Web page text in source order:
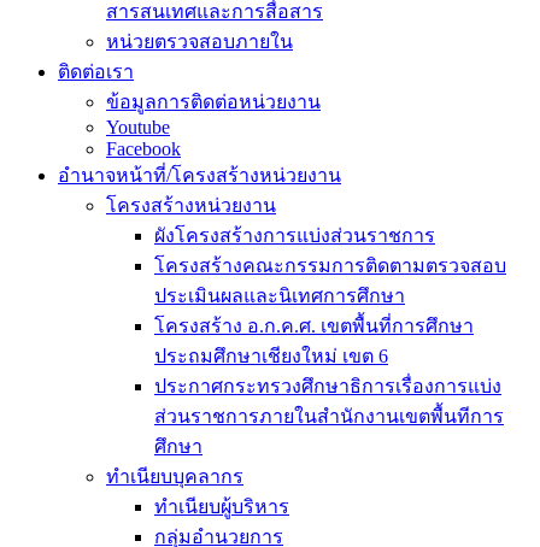
สารสนเทศและการสื่อสาร
หน่วยตรวจสอบภายใน
ติดต่อเรา
ข้อมูลการติดต่อหน่วยงาน
Youtube
Facebook
อำนาจหน้าที่/โครงสร้างหน่วยงาน
โครงสร้างหน่วยงาน
ผังโครงสร้างการแบ่งส่วนราชการ
โครงสร้างคณะกรรมการติดตามตรวจสอบ
ประเมินผลและนิเทศการศึกษา
โครงสร้าง อ.ก.ค.ศ. เขตพื้นที่การศึกษา
ประถมศึกษาเชียงใหม่ เขต 6
ประกาศกระทรวงศึกษาธิการเรื่องการแบ่ง
ส่วนราชการภายในสำนักงานเขตพื้นทีการ
ศึกษา
ทำเนียบบุคลากร
ทำเนียบผู้บริหาร
กลุ่มอำนวยการ